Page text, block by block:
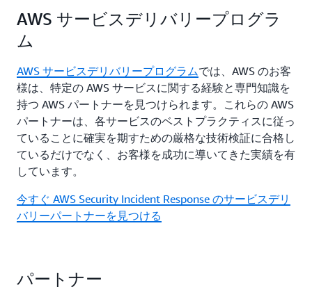
AWS サービスデリバリープログラ
ム
AWS サービスデリバリープログラムでは、AWS のお客
様は、特定の AWS サービスに関する経験と専門知識を
持つ AWS パートナーを見つけられます。これらの AWS
パートナーは、各サービスのベストプラクティスに従っ
ていることに確実を期すための厳格な技術検証に合格し
ているだけでなく、お客様を成功に導いてきた実績を有
しています。
今すぐ AWS Security Incident Response のサービスデリ
バリーパートナーを見つける
パートナー